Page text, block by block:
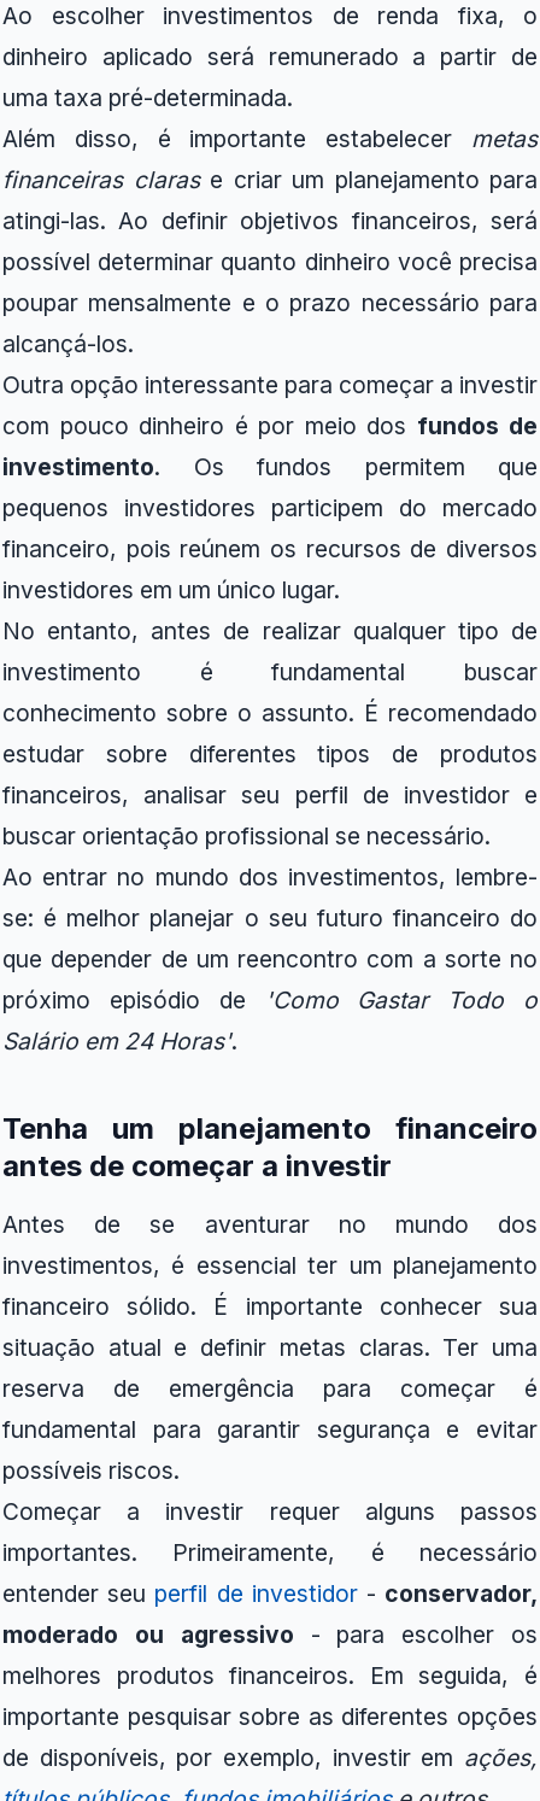
Ao escolher investimentos de renda fixa, o
dinheiro aplicado será remunerado a partir de
uma taxa pré-determinada.
Além disso, é importante estabelecer metas
financeiras clarase criar um planejamento para
atingi-las. Ao definir objetivos financeiros, será
possível determinar quanto dinheiro você precisa
poupar mensalmente e o prazo necessário para
alcançá-los.
Outra opção interessante para começar a investir
com pouco dinheiro é por meio dos fundos de
investimento. Os fundos permitem que
pequenos investidores participem do mercado
financeiro, pois reúnem os recursos de diversos
investidores em um único lugar.
No entanto, antes de realizar qualquer tipo de
investimento é fundamental buscar
conhecimento sobre o assunto. É recomendado
estudar sobre diferentes tipos de produtos
financeiros, analisar seu perfil de investidor e
buscar orientação profissional se necessário.
Ao entrar no mundo dos investimentos, lembre-
se: é melhor planejar o seu futuro financeiro do
que depender de um reencontro com a sorte no
próximo episódio de
'Como Gastar Todo o
Salário em 24 Horas'.
Tenha um planejamento financeiro
antes de começar a investir
Antes de se aventurar no mundo dos
investimentos, é essencial ter um planejamento
financeiro sólido. É importante conhecer sua
situação atual e definir metas claras. Ter uma
reserva de emergência para começar é
fundamental para garantir segurança e evitar
possíveis riscos.
Começar a investir requer alguns passos
importantes. Primeiramente, é necessário
entender seu perfil de investidor- conservador,
moderado ou agressivo - para escolher os
melhores produtos financeiros. Em seguida, é
importante pesquisar sobre as diferentes opções
de disponíveis, por exemplo, investir em ações,